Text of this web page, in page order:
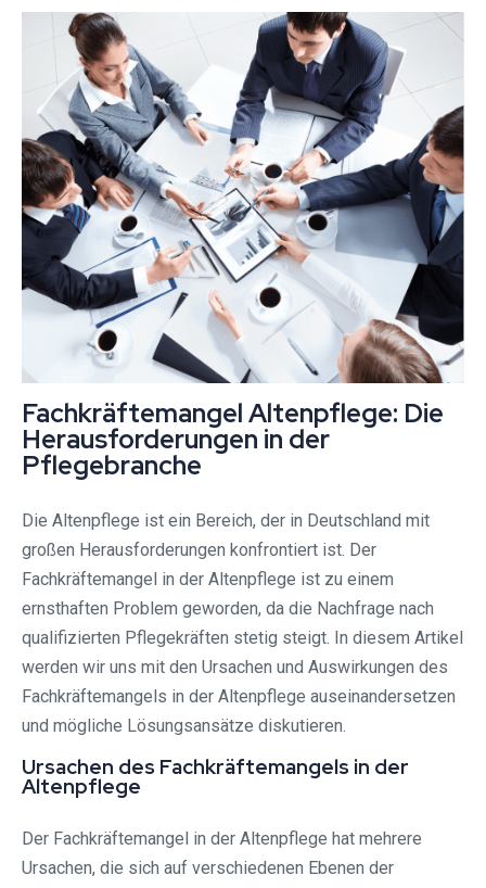
Fachkräftemangel Altenpflege: Die
Herausforderungen in der
Pflegebranche
Die Altenpflege ist ein Bereich, der in Deutschland mit
großen Herausforderungen konfrontiert ist. Der
Fachkräftemangel in der Altenpflege ist zu einem
ernsthaften Problem geworden, da die Nachfrage nach
qualifizierten Pflegekräften stetig steigt. In diesem Artikel
werden wir uns mit den Ursachen und Auswirkungen des
Fachkräftemangels in der Altenpflege auseinandersetzen
und mögliche Lösungsansätze diskutieren.
Ursachen des Fachkräftemangels in der
Altenpflege
Der Fachkräftemangel in der Altenpflege hat mehrere
Ursachen, die sich auf verschiedenen Ebenen der